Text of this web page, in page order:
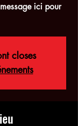
ici pour
closes